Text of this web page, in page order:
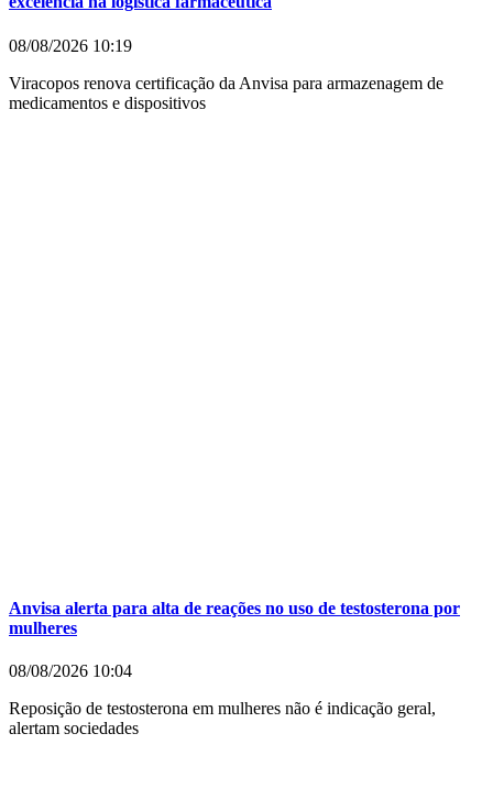
08/08/2026 10:19
Viracopos renova certificação da Anvisa para armazenagem de
medicamentos e dispositivos
Anvisa alerta para alta de reações no uso de testosterona por
mulheres
08/08/2026 10:04
Reposição de testosterona em mulheres não é indicação geral,
alertam sociedades